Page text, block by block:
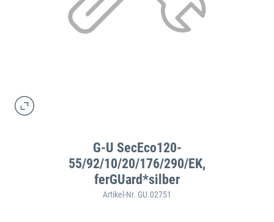
G-U SecEco120-
55/92/10/20/176/290/EK,
ferGUard*silber
Artikel-Nr. GU.02751